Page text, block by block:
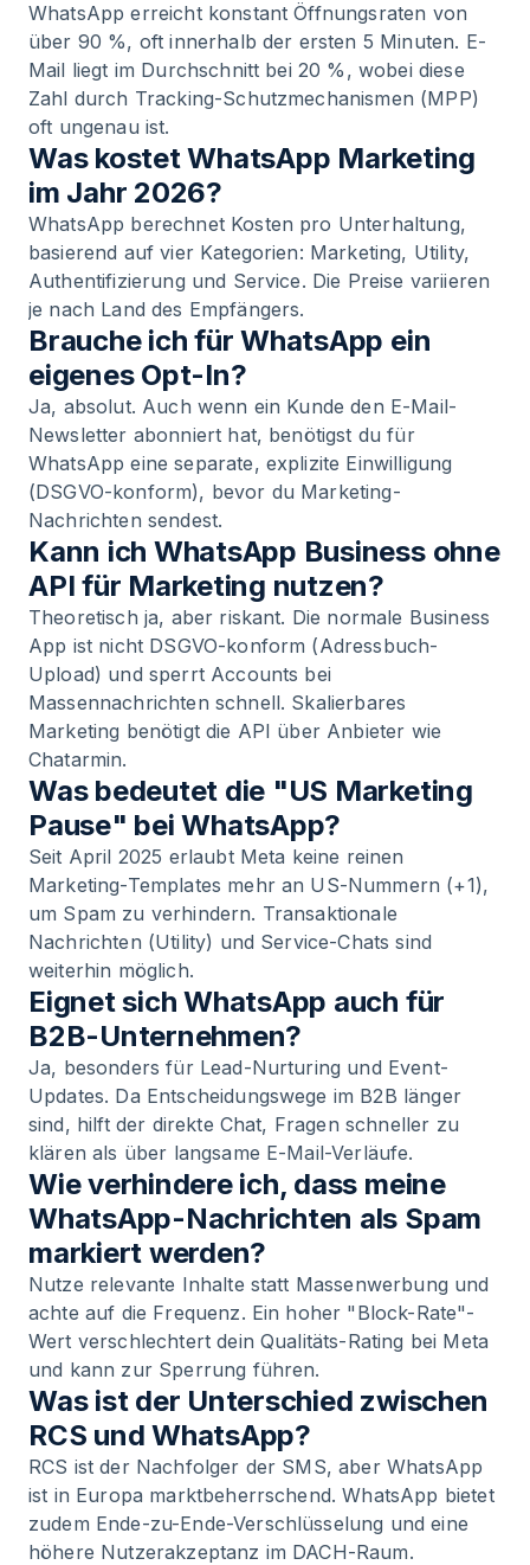
WhatsApp erreicht konstant Öffnungsraten von
über 90 %, oft innerhalb der ersten 5 Minuten. E-
Mail liegt im Durchschnitt bei 20 %, wobei diese
Zahl durch Tracking-Schutzmechanismen (MPP)
oft ungenau ist.
Was kostet WhatsApp Marketing
im Jahr 2026?
WhatsApp berechnet Kosten pro Unterhaltung,
basierend auf vier Kategorien: Marketing, Utility,
Authentifizierung und Service. Die Preise variieren
je nach Land des Empfängers.
Brauche ich für WhatsApp ein
eigenes Opt-In?
Ja, absolut. Auch wenn ein Kunde den E-Mail-
Newsletter abonniert hat, benötigst du für
WhatsApp eine separate, explizite Einwilligung
(DSGVO-konform), bevor du Marketing-
Nachrichten sendest.
Kann ich WhatsApp Business ohne
API für Marketing nutzen?
Theoretisch ja, aber riskant. Die normale Business
App ist nicht DSGVO-konform (Adressbuch-
Upload) und sperrt Accounts bei
Massennachrichten schnell. Skalierbares
Marketing benötigt die API über Anbieter wie
Chatarmin.
Was bedeutet die "US Marketing
Pause" bei WhatsApp?
Seit April 2025 erlaubt Meta keine reinen
Marketing-Templates mehr an US-Nummern (+1),
um Spam zu verhindern. Transaktionale
Nachrichten (Utility) und Service-Chats sind
weiterhin möglich.
Eignet sich WhatsApp auch für
B2B-Unternehmen?
Ja, besonders für Lead-Nurturing und Event-
Updates. Da Entscheidungswege im B2B länger
sind, hilft der direkte Chat, Fragen schneller zu
klären als über langsame E-Mail-Verläufe.
Wie verhindere ich, dass meine
WhatsApp-Nachrichten als Spam
markiert werden?
Nutze relevante Inhalte statt Massenwerbung und
achte auf die Frequenz. Ein hoher "Block-Rate"-
Wert verschlechtert dein Qualitäts-Rating bei Meta
und kann zur Sperrung führen.
Was ist der Unterschied zwischen
RCS und WhatsApp?
RCS ist der Nachfolger der SMS, aber WhatsApp
ist in Europa marktbeherrschend. WhatsApp bietet
zudem Ende-zu-Ende-Verschlüsselung und eine
höhere Nutzerakzeptanz im DACH-Raum.